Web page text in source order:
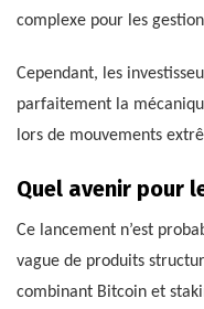
complexe pour les
Cependant, les
parfaitement la
lors de mouvements
Quel avenir pour
Ce lancement n’est
vague de produits
combinant Bitcoin et